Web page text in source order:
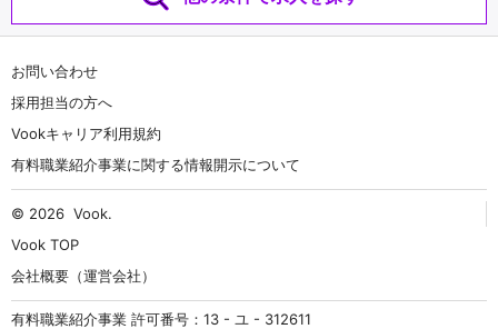
お問い合わせ
採用担当の方へ
Vookキャリア利用規約
有料職業紹介事業に関する情報開示について
© 2026 Vook.
Vook TOP
会社概要（運営会社）
有料職業紹介事業 許可番号：13 - ユ - 312611